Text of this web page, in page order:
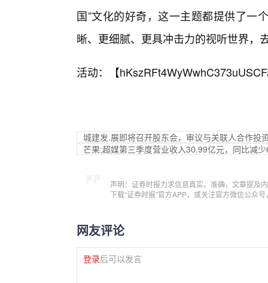
国”文化的好奇，这一主题都提供了一
晰、更细腻、更具冲击力的视听世界，
活动：【
城建发.展即将召开股东会，审议与关联人合作投
芒果;超媒第三季度营业收入30.99亿元，同比减
声明：证券时报力求信息真实、准确，文章提及
下载“证券时报”官方APP，或关注官方微信公众
网友评论
登录后可以发言